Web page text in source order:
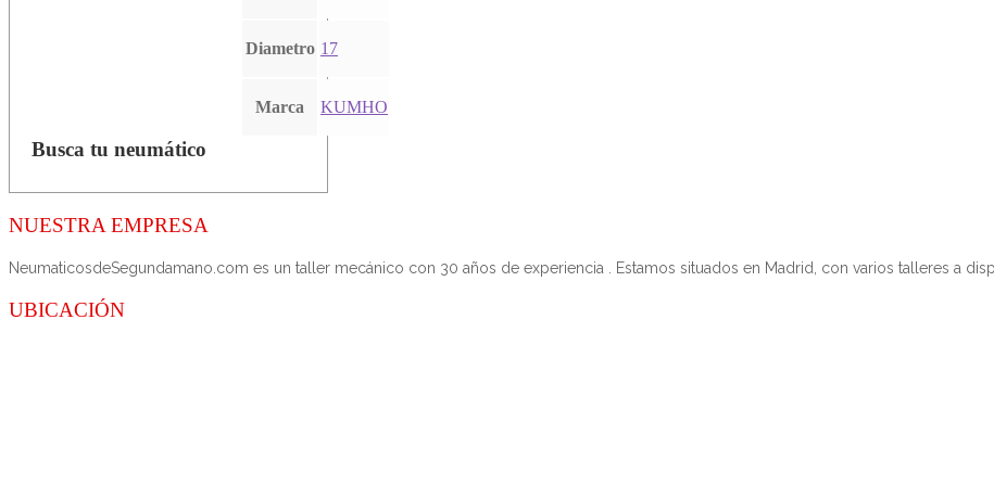
Diametro 17
Marca KUMHO
Busca tu neumático
NUESTRA EMPRESA
NeumaticosdeSegundamano.com es un taller mecánico con 30 años de experiencia . Estamos situados en Madrid, con varios talleres a
UBICACIÓN